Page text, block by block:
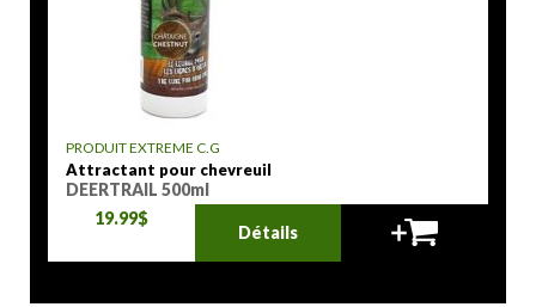
PRODUIT EXTREME C.G
Attractant pour chevreuil
DEERTRAIL 500ml
19.99$
Détails